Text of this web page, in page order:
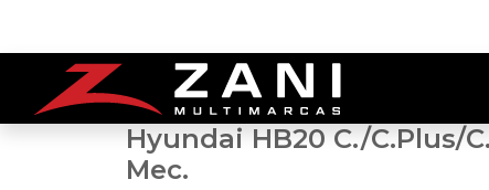
Hyundai HB20 C./C.Plus/
Mec.